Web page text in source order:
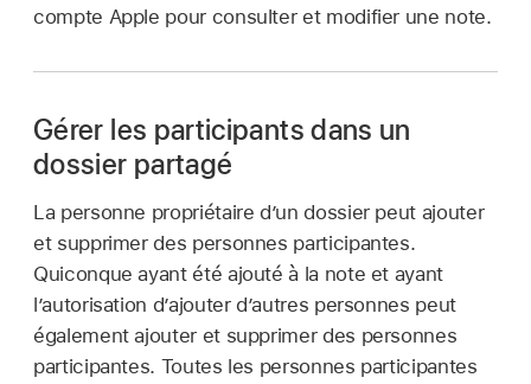
compte Apple pour consulter et modifier une note.
Gérer les participants dans un
dossier partagé
La personne propriétaire d’un dossier peut ajouter
et supprimer des personnes participantes.
Quiconque ayant été ajouté à la note et ayant
l’autorisation d’ajouter d’autres personnes peut
également ajouter et supprimer des personnes
participantes. Toutes les personnes participantes